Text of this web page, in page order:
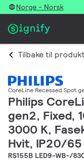
Norge - Norsk
Tilbake til
CoreLine Recessed Spot
Philips
gen2, Fixed,
3000 K,
Hvit, IP20/65
RS155B LED9-WB-/